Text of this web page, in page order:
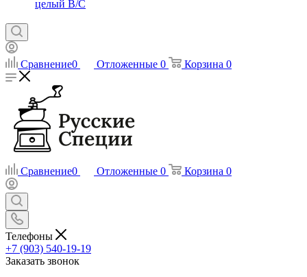
целый В/С
Сравнение0 Отложенные 0 Корзина 0
Сравнение0 Отложенные 0 Корзина 0
Телефоны
+7 (903) 540-19-19
Заказать звонок